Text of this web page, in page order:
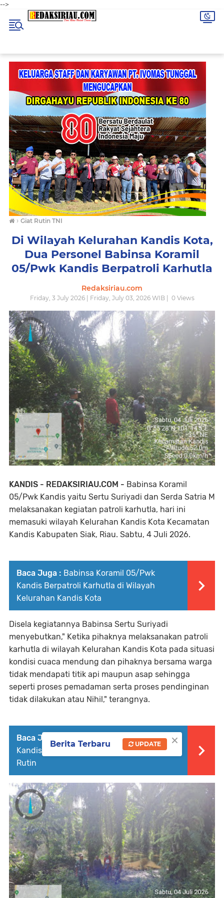
-->
› Giat Rutin TNI
Di Wilayah Kelurahan Kandis Kota,
Dua Personel Babinsa Koramil
05/Pwk Kandis Berpatroli Karhutla
Redaksiriau.com
Friday, 3 July 2026 | Friday, July 03, 2026 WIB | 0Views
KANDIS - REDAKSIRIAU.COM - Babinsa Koramil
05/Pwk Kandis yaitu Sertu Suriyadi dan Serda Satria M
melaksanakan kegiatan patroli karhutla, hari ini
memasuki wilayah Kelurahan Kandis Kota Kecamatan
Kandis Kabupaten Siak, Riau. Sabtu, 4 Juli 2026.
Baca Juga : Babinsa Koramil 05/Pwk
Kandis Berpatroli Karhutla di Wilayah
Kelurahan Kandis Kota
Disela kegiatannya Babinsa Sertu Suriyadi
menyebutkan," Ketika pihaknya melaksanakan patroli
karhutla di wilayah Kelurahan Kandis Kota pada situasi
kondisi cuaca mendung dan pihaknya bersama warga
tidak mendapati titik api maupun asap sehingga
seperti proses pemadaman serta proses pendinginan
tidak dilakukan atau Nihil," terangnya.
Baca Juga :
Babinsa Koramil 05/Pwk
Kandis Gelar Giat Patroli Karhutla Secara
Rutin
×
Berita Terbaru UPDATE